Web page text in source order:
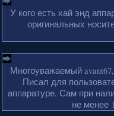
У кого есть хай энд
оригинальных
Многоуважаемый
Писал для
аппаратуре. Сам при
не менее